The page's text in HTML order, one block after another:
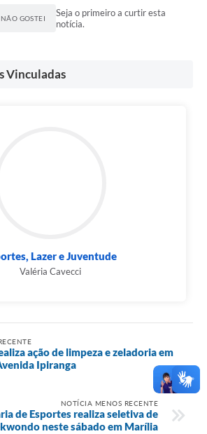
NÃO GOSTEI
Seja o primeiro a curtir esta
notícia.
Vinculadas
Lazer e Juventude
Valéria Cavecci
ação de limpeza e zeladoria em
Ipiranga
NOTÍCIA MENOS RECENTE
de Esportes realiza seletiva de
neste sábado em Marília